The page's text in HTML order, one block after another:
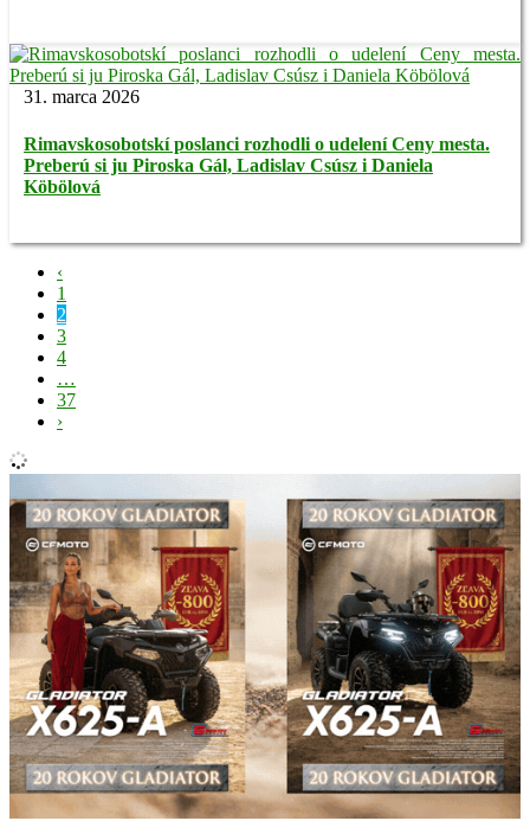
31. marca 2026
Rimavskosobotskí poslanci rozhodli o udelení Ceny mesta.
Preberú si ju Piroska Gál, Ladislav Csúsz i Daniela
Köbölová
‹
1
2
3
4
…
37
›